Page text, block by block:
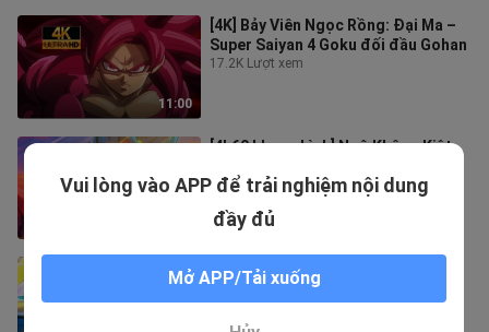
11:00
[4K] Bảy Viên Ngọc Rồng: Đại Ma –
Super Saiyan 4 Goku đối đầu Gohan
17.2K Lượt xem
[4k60 khung hình] Ngộ Không Kiệt
669 Lượt xem
[4k60fps] Người cha nghiêm khắc
nhất của Kira Yoshikage
12 Lượt xem
Bahasa Melayu
Vui lòng vào APP để trải nghiệm nội dung
đầy đủ
Mở APP/Tải xuống